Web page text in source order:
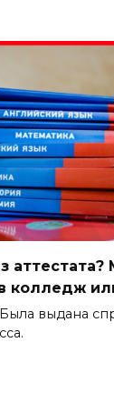
колледж
выдана